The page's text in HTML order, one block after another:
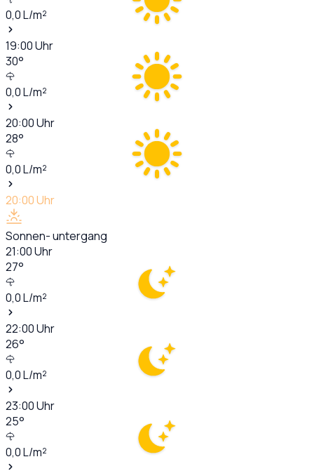
0,0L/m²
19:00Uhr
30°
0,0L/m²
20:00Uhr
28°
0,0L/m²
20:00Uhr
Sonnen- untergang
21:00Uhr
27°
0,0L/m²
22:00Uhr
26°
0,0L/m²
23:00Uhr
25°
0,0L/m²